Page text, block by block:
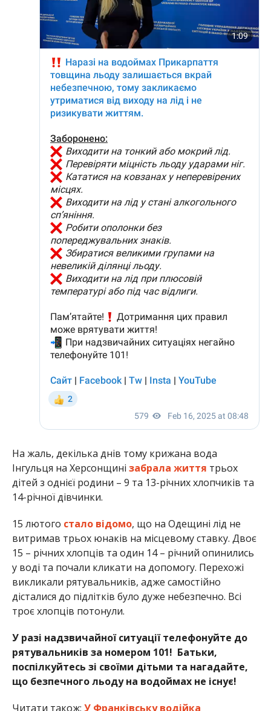
На жаль, декілька днів тому крижана вода
Інгульця на Херсонщині забрала життя трьох
дітей з однієї родини – 9 та 13-річних хлопчиків та
14-річної дівчинки.
15 лютого стало відомо, що на Одещині лід не
витримав трьох юнаків на місцевому ставку. Двоє
15 – річних хлопців та один 14 – річний опинились
у воді та почали кликати на допомогу. Перехожі
викликали рятувальників, адже самостійно
дісталися до підлітків було дуже небезпечно. Всі
троє хлопців потонули.
У разі надзвичайної ситуації телефонуйте до
рятувальників за номером 101! Батьки,
поспілкуйтесь зі своїми дітьми та нагадайте,
що безпечного льоду на водоймах не існує!
Читати також: У Франківську водійка